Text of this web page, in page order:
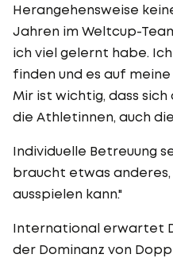
Herangehensweise
Jahren im Weltcup-
ich viel gelernt habe.
finden und es auf
Mir ist wichtig, dass
die Athletinnen, auch
Individuelle Betreuung
braucht etwas
ausspielen kann."
International erwartet
der Dominanz von